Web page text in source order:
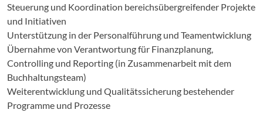
Steuerung und Koordination bereichsübergreifender Projekte
und Initiativen
Unterstützung in der Personalführung und Teamentwicklung
Übernahme von Verantwortung für Finanzplanung,
Controlling und Reporting (in Zusammenarbeit mit dem
Buchhaltungsteam)
Weiterentwicklung und Qualitätssicherung bestehender
Programme und Prozesse